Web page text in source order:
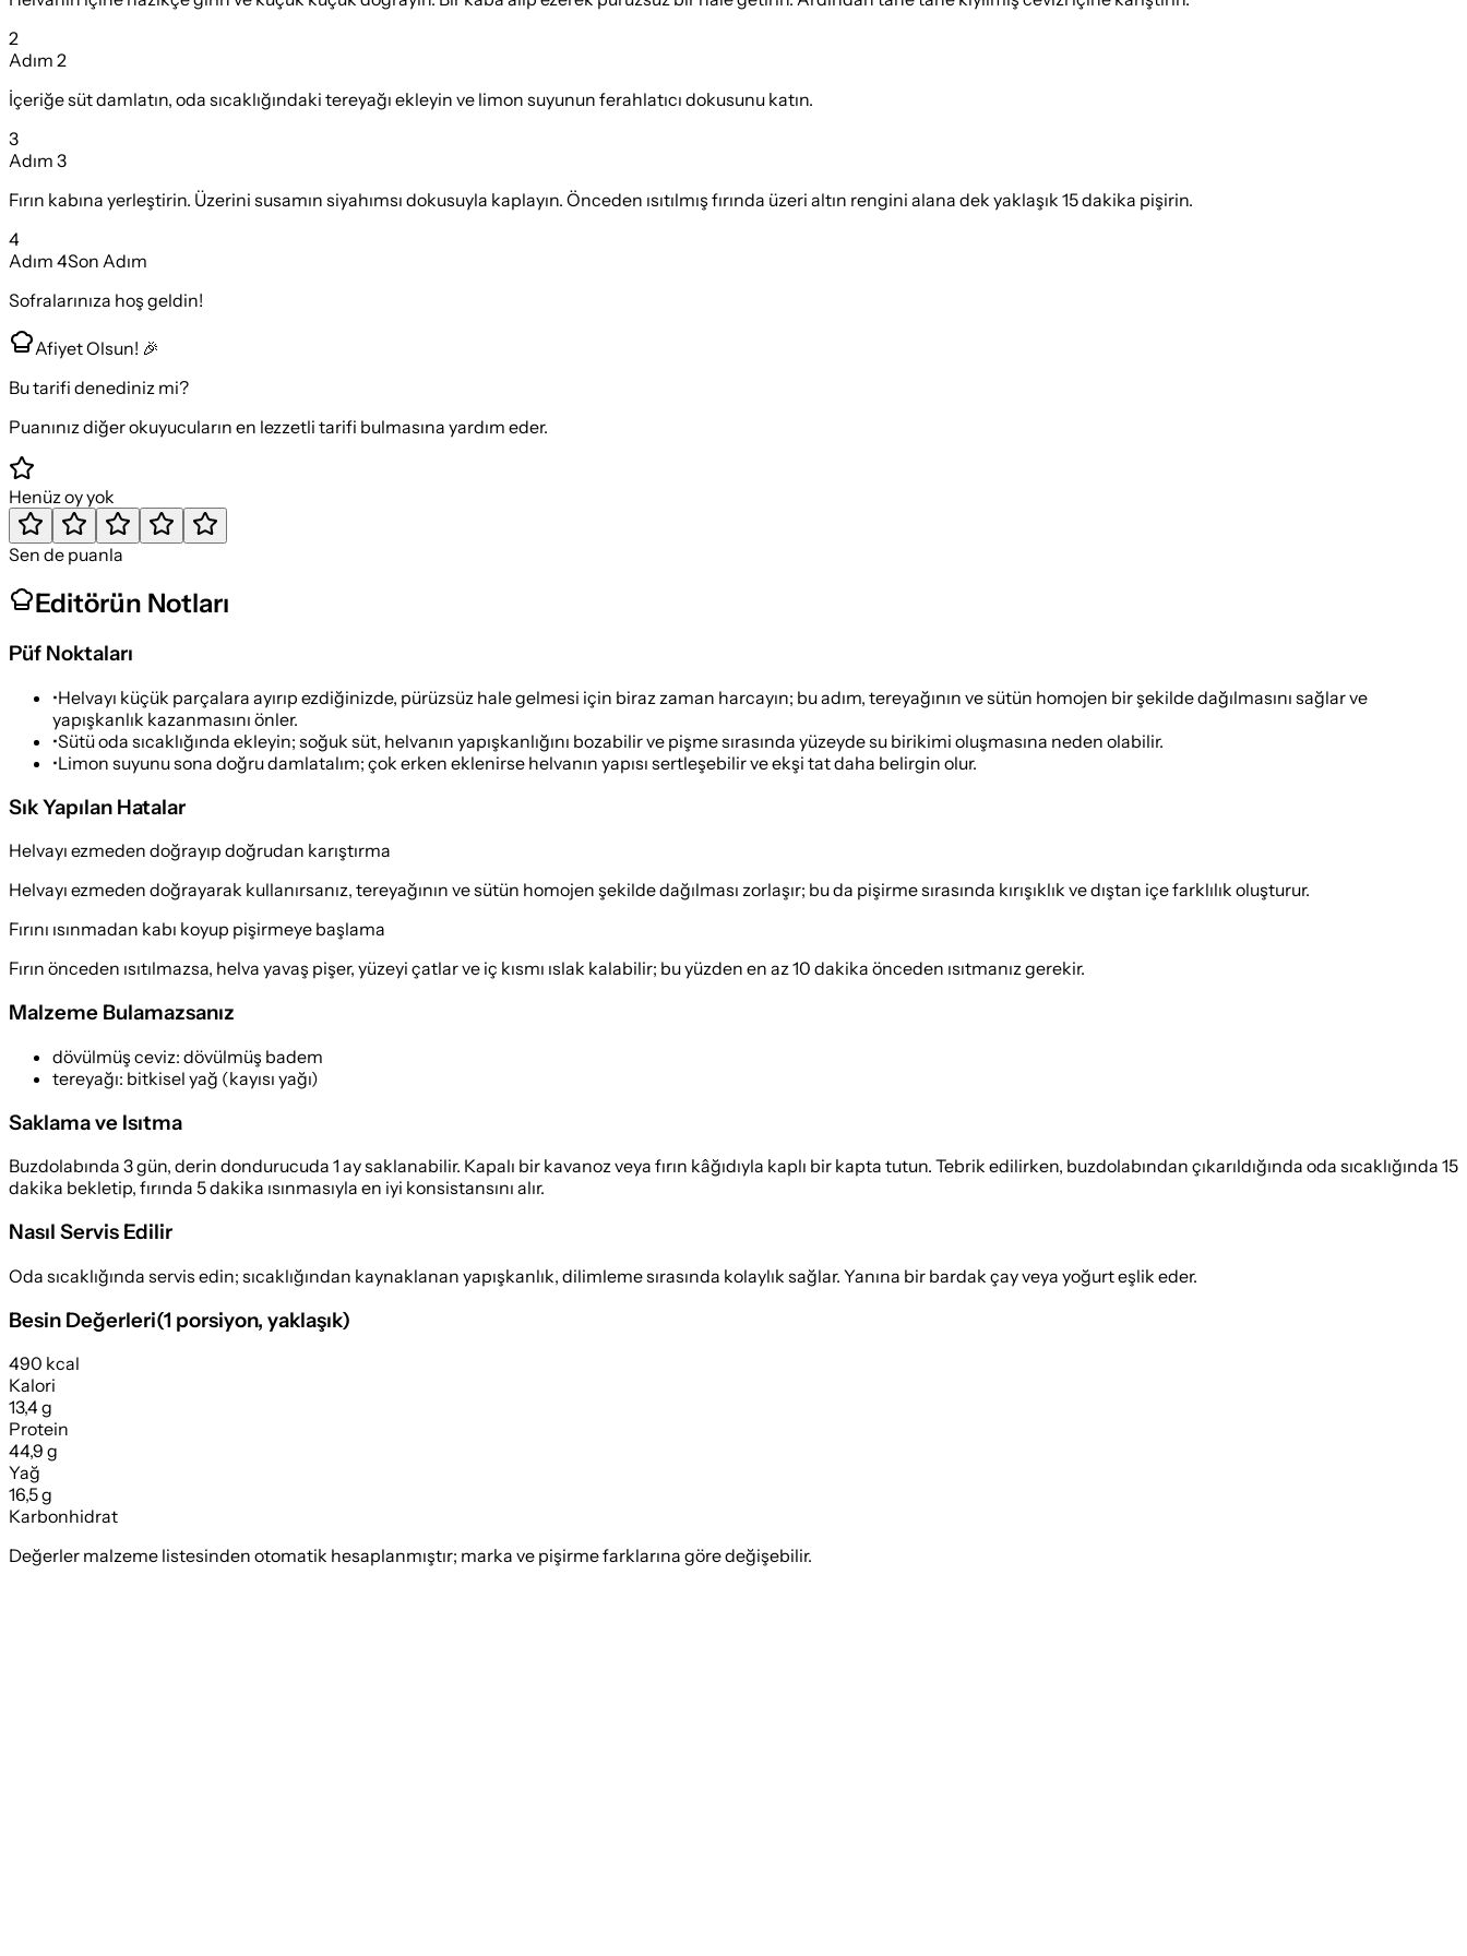
2
Adım 2
İçeriğe süt damlatın, oda sıcaklığındaki tereyağı ekleyin ve limon suyunun ferahlatıcı dokusunu katın.
3
Adım 3
Fırın kabına yerleştirin. Üzerini susamın siyahımsı dokusuyla kaplayın. Önceden ısıtılmış fırında üzeri altın rengini alana dek yaklaşık 15 dakika pişirin.
4
Adım 4Son Adım
Sofralarınıza hoş geldin!
Afiyet Olsun! 🎉
Bu tarifi denediniz mi?
Puanınız diğer okuyucuların en lezzetli tarifi bulmasına yardım eder.
Henüz oy yok
Sen de puanla
Editörün Notları
Püf Noktaları
•Helvayı küçük parçalara ayırıp ezdiğinizde, pürüzsüz hale gelmesi için biraz zaman harcayın; bu adım, tereyağının ve sütün homojen bir şekilde dağılmasını sağlar ve
yapışkanlık kazanmasını önler.
•Sütü oda sıcaklığında ekleyin; soğuk süt, helvanın yapışkanlığını bozabilir ve pişme sırasında yüzeyde su birikimi oluşmasına neden olabilir.
•Limon suyunu sona doğru damlatalım; çok erken eklenirse helvanın yapısı sertleşebilir ve ekşi tat daha belirgin olur.
Sık Yapılan Hatalar
Helvayı ezmeden doğrayıp doğrudan karıştırma
Helvayı ezmeden doğrayarak kullanırsanız, tereyağının ve sütün homojen şekilde dağılması zorlaşır; bu da pişirme sırasında kırışıklık ve dıştan içe farklılık oluşturur.
Fırını ısınmadan kabı koyup pişirmeye başlama
Fırın önceden ısıtılmazsa, helva yavaş pişer, yüzeyi çatlar ve iç kısmı ıslak kalabilir; bu yüzden en az 10 dakika önceden ısıtmanız gerekir.
Malzeme Bulamazsanız
dövülmüş ceviz: dövülmüş badem
tereyağı: bitkisel yağ (kayısı yağı)
Saklama ve Isıtma
Buzdolabında 3 gün, derin dondurucuda 1 ay saklanabilir. Kapalı bir kavanoz veya fırın kâğıdıyla kaplı bir kapta tutun. Tebrik edilirken, buzdolabından çıkarıldığında oda sıcaklığında 15
dakika bekletip, fırında 5 dakika ısınmasıyla en iyi konsistansını alır.
Nasıl Servis Edilir
Oda sıcaklığında servis edin; sıcaklığından kaynaklanan yapışkanlık, dilimleme sırasında kolaylık sağlar. Yanına bir bardak çay veya yoğurt eşlik eder.
Besin Değerleri(1 porsiyon, yaklaşık)
490 kcal
Kalori
13,4 g
Protein
44,9 g
Yağ
16,5 g
Karbonhidrat
Değerler malzeme listesinden otomatik hesaplanmıştır; marka ve pişirme farklarına göre değişebilir.